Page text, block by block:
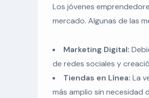
Los jóvenes
mercado. Algunas de las
Marketing Digital:
de redes sociales y
Tiendas en Línea: La
más amplio sin necesidad